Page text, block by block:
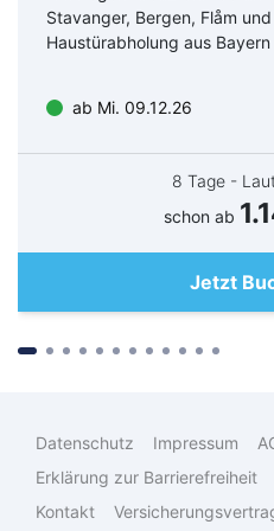
Suchen & Buchen
Zielgebiet
Dirigent: Jaap van Zweden
Beginn: 20 Uhr
Foyereinlass: 19 Uhr
Großer Saal Elbphilharmonie
Konzert für Violine und
– Pause –
Sinfonie Nr. 5 c-Moll op. 67
Stavanger, Bergen, Flåm
Haustürabholung aus Bayern
ab Mi. 09.12.26
8 Tage -
schon ab
Jetzt
Datenschutz Impressum
Erklärung zur Barrierefreiheit
Kontakt